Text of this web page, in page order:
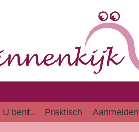
U bent.. Praktisch Aanmelden